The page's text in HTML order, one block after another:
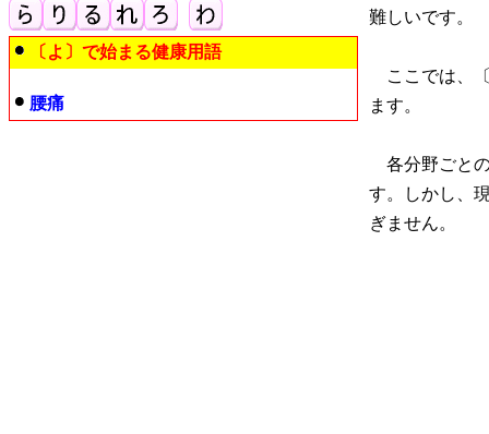
難しいです。
ここでは、
ます。
各分野ごと
す。しかし、
ぎません。
〔よ〕で始まる健康用語
腰痛